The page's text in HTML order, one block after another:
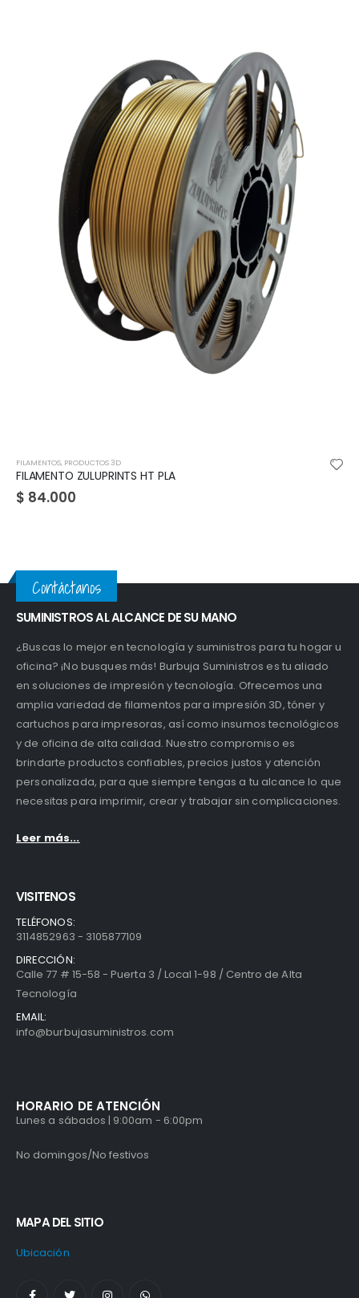
FILAMENTOS, PRODUCTOS 3D
FILAMENTO ZULUPRINTS HT PLA
$ 84.000
Contáctanos
SUMINISTROS AL ALCANCE DE SU MANO
¿Buscas lo mejor en tecnología y suministros para tu hogar u
oficina? ¡No busques más! Burbuja Suministros es tu aliado
en soluciones de impresión y tecnología. Ofrecemos una
amplia variedad de filamentos para impresión 3D, tóner y
cartuchos para impresoras, así como insumos tecnológicos
y de oficina de alta calidad. Nuestro compromiso es
brindarte productos confiables, precios justos y atención
personalizada, para que siempre tengas a tu alcance lo que
necesitas para imprimir, crear y trabajar sin complicaciones.
Leer más...
VISITENOS
TELÉFONOS:
3114852963 - 3105877109
DIRECCIÓN:
Calle 77 # 15-58 - Puerta 3 / Local 1-98 / Centro de Alta
Tecnología
EMAIL:
info@burbujasuministros.com
HORARIO DE ATENCIÓN
Lunes a sábados | 9:00am - 6:00pm
No domingos/No festivos
MAPA DEL SITIO
Ubicación